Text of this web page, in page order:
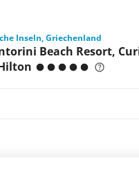
Inseln, Griechenland
Beach Resort,